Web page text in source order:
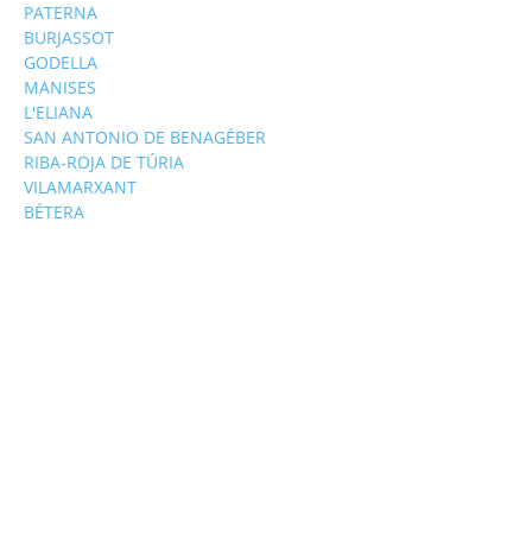
PATERNA
BURJASSOT
GODELLA
MANISES
L'ELIANA
SAN ANTONIO DE BENAGÉBER
RIBA-ROJA DE TÚRIA
VILAMARXANT
BÉTERA